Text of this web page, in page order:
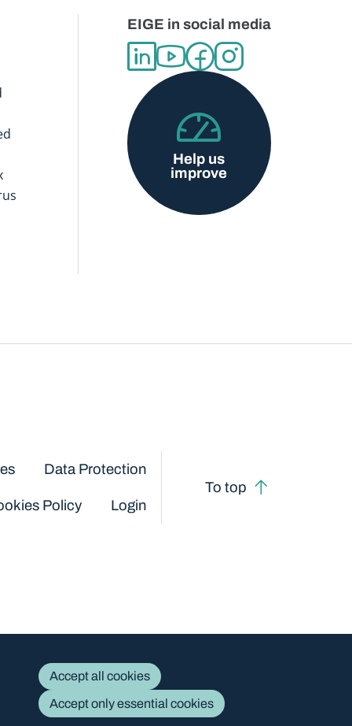
Accept all cookies
Accept only essential cookies
EIGE in social media
Help us
improve
Data Protection
Policy Login
To top